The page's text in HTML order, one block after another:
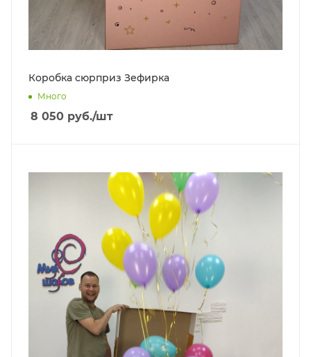
Коробка сюрприз Зефирка
Много
8 050 руб./шт